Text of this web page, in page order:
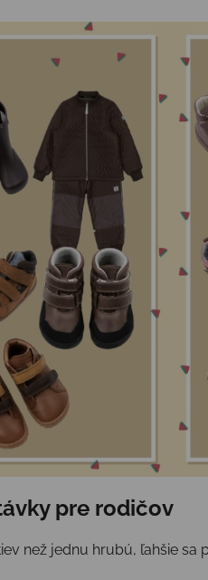
pre rodičov
než jednu hrubú, ľahšie